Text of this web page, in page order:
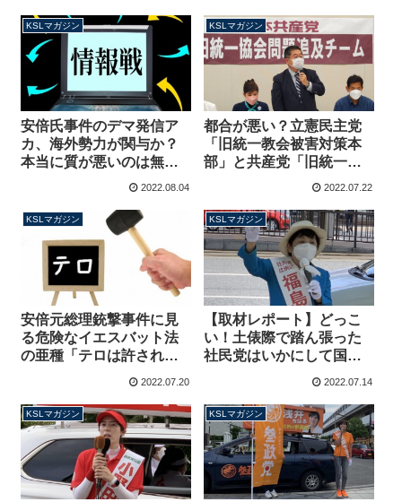
味するのか【マガジン184
号】
【マガジン183号】
KSLマガジン
安倍氏事件のデマ発信ア
カ、海外勢力が関与か？
本当に質が悪いのは無自
覚に操らえる自称保守
2022.08.04
KSLマガジン
都合が悪い？立憲民主党
「旧統一教会被害対策本
部」と共産党「旧統一協
会問題追及チーム」が野
ガジン181号】
2022.07.22
KSLマガジン
安倍元総理銃撃事件に見
る危険なイエスバット法
の亜種「テロは許されな
結局テロは批判しない人
たち【マガジン180号】
2022.07.20
KSLマガジン
【取材レポート】どっこ
い！土俵際で踏ん張った
社民党はいかにして国政
か？【マガジン179号】
2022.07.14
KSLマガジン KSLマガジン